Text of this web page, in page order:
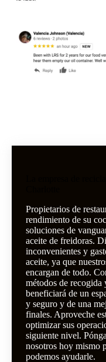
Propietarios de
rendimiento de su
soluciones de
aceite de freidoras.
inconvenientes y
aceite, ya que
encargan de todo.
métodos de recogida
beneficiará de un
y seguro y de una
finales. Aproveche
optimizar sus
siguiente nivel.
nosotros hoy mismo
podemos ayudarle.